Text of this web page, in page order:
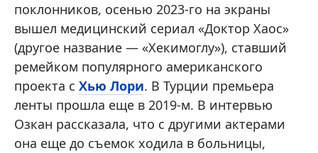
поклонников, осенью 2023-го на экраны
вышел медицинский сериал «Доктор Хаос»
(другое название — «Хекимоглу»), ставший
ремейком популярного американского
проекта с Хью Лори. В Турции премьера
ленты прошла еще в 2019-м. В интервью
Озкан рассказала, что с другими актерами
она еще до съемок ходила в больницы,